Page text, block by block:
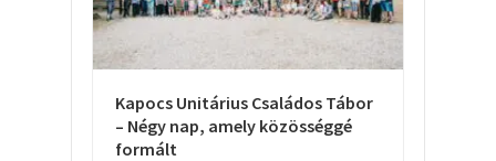
Kapocs Unitárius Családos Tábor
– Négy nap, amely közösséggé
formált